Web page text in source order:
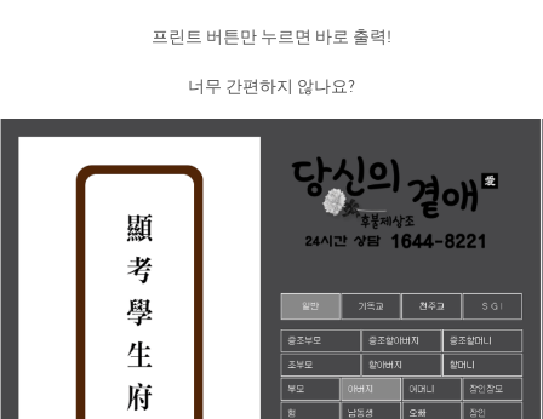
프린트 버튼만 누르면 바로 출력!
너무 간편하지 않나요?